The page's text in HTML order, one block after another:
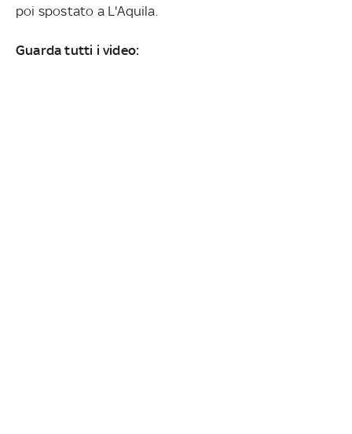
poi spostato a L'Aquila.
Guarda tutti i video: